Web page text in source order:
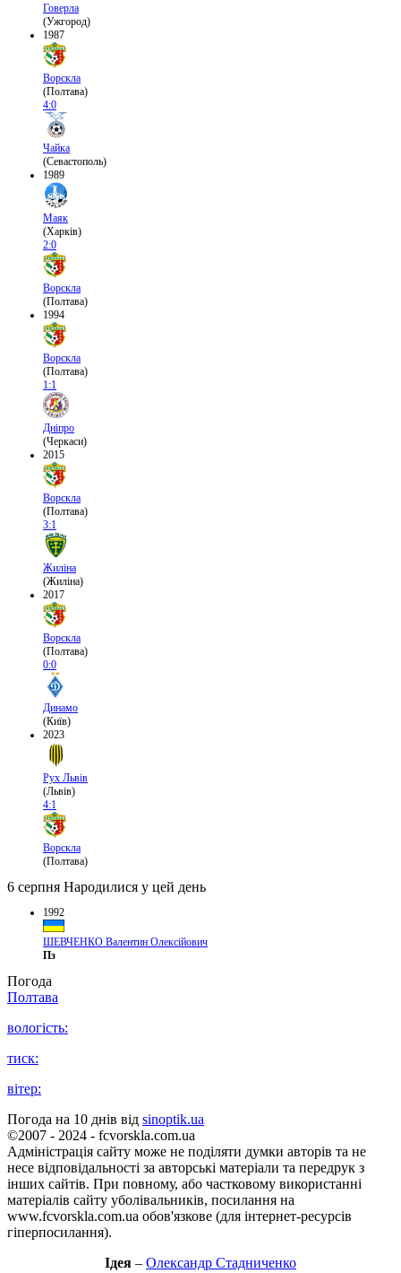
Говерла
(Ужгород)
1987
Ворскла
(Полтава)
4:0
Чайка
(Севастополь)
1989
Маяк
(Харків)
2:0
Ворскла
(Полтава)
1994
Ворскла
(Полтава)
1:1
Дніпро
(Черкаси)
2015
Ворскла
(Полтава)
3:1
Жиліна
(Жиліна)
2017
Ворскла
(Полтава)
0:0
Динамо
(Київ)
2023
Рух Львів
(Львів)
4:1
Ворскла
(Полтава)
6 серпня Народилися у цей день
1992
ШЕВЧЕНКО Валентин Олексійович
Пз
Погода
Полтава
вологість:
тиск:
вітер:
Погода на 10 днів від sinoptik.ua
©2007 - 2024 - fcvorskla.com.ua
Адміністрація сайту може не поділяти думки авторів та не
несе відповідальності за авторські матеріали та передрук з
інших сайтів. При повному, або частковому використанні
матеріалів сайту уболівальників, посилання на
www.fcvorskla.com.ua обов'язкове (для інтернет-ресурсів
гіперпосилання).
Ідея – Олександр Стадниченко